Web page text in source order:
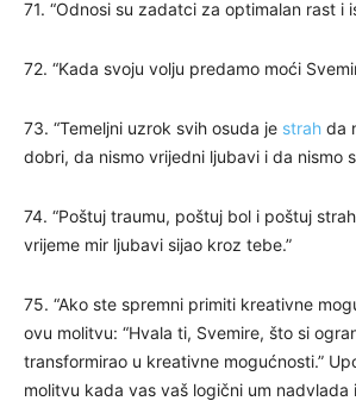
71. “Odnosi su zadatci za optimalan rast i
72. “Kada svoju volju predamo moći
73. “Temeljni uzrok svih osuda je strah da
dobri, da nismo vrijedni ljubavi i da nismo
74. “Poštuj traumu, poštuj bol i poštuj
vrijeme mir ljubavi sijao kroz tebe.”
75. “Ako ste spremni primiti kreativne
ovu molitvu: “Hvala ti, Svemire, što si
transformirao u kreativne mogućnosti.”
molitvu kada vas vaš logični um nadvlada